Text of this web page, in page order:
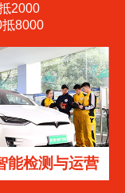
2000
8000
能检测与运营